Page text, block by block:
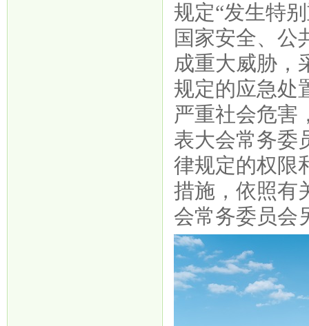
规定“发生特
国家安全、公
成重大威胁，
规定的应急处
严重社会危害
表大会常务委
律规定的权限
措施，依照有
会常务委员会